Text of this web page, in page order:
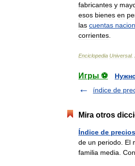
fabricantes y
esos bienes en
las cuentas
corrientes
Enciclopedia Universal.
Игры ⚽
índice de
Mira otros
Índice de precios
de un periodo. El
familia media.